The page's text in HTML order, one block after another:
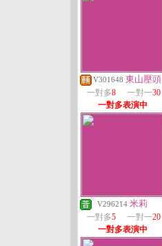
V301648 東山壓頭
一對多8 一對一30
一對多表演中
V296214 米莉
一對多5 一對一20
一對多表演中